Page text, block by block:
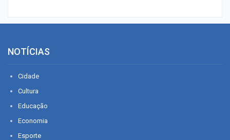
NOTÍCIAS
Cidade
Cultura
Educação
Economia
Esporte